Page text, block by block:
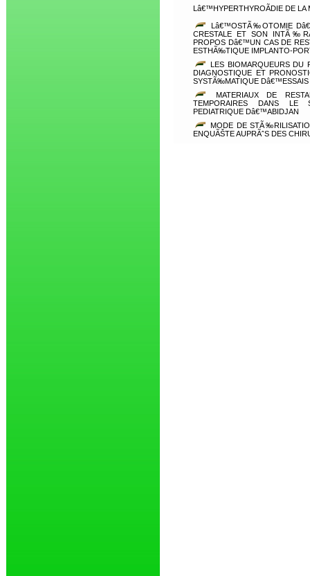
Lâ€™HYPERTHYROÃDIE DE LA
Lâ€™OSTÃ‰OTOMIE
CRESTALE ET SON
PROPOS Dâ€™UN CAS DE
ESTHÃ‰TIQUE IMPLANTO-
LES BIOMARQUEURS DU
DIAGNOSTIQUE ET
SYSTÃ‰MATIQUE
MATERIAUX DE
TEMPORAIRES DANS LE
PEDIATRIQUE Dâ€™ABIDJAN
MODE DE
ENQUÃŠTE AUPRÃˆS DES